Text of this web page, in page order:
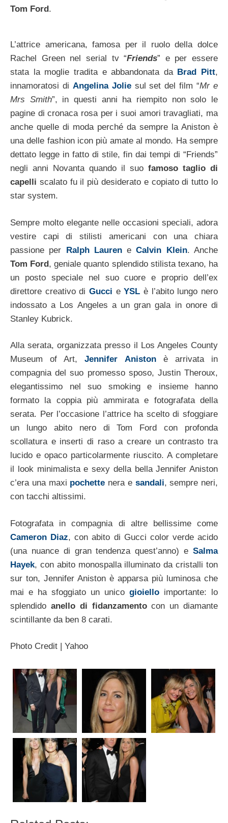
Tom Ford .
L’attrice americana, famosa per il ruolo della dolce
Rachel Green nel serial tv “Friends” e per essere
stata la moglie tradita e abbandonata da Brad Pitt,
innamoratosi di Angelina Joliesul set del film “Mr e
Mrs Smith”, in questi anni ha riempito non solo le
pagine di cronaca rosa per i suoi amori travagliati, ma
anche quelle di moda perché da sempre la Aniston è
una delle fashion icon più amate al mondo. Ha sempre
dettato legge in fatto di stile, fin dai tempi di “Friends”
negli anni Novanta quando il suo famoso taglio di
capelli scalato fu il più desiderato e copiato di tutto lo
star system.
Sempre molto elegante nelle occasioni speciali, adora
vestire capi di stilisti americani con una chiara
passione per Ralph LaureneCalvin Klein. Anche
Tom Ford, geniale quanto splendido stilista texano, ha
un posto speciale nel suo cuore e proprio dell’ex
direttore creativo di Gucci eYSL è l’abito lungo nero
indossato a Los Angeles a un gran gala in onore di
Stanley Kubrick.
Alla serata, organizzata presso il Los Angeles County
Museum of Art,Jennifer Anistonè arrivata in
compagnia del suo promesso sposo, Justin Theroux,
elegantissimo nel suo smoking e insieme hanno
formato la coppia più ammirata e fotografata della
serata. Per l’occasione l’attrice ha scelto di sfoggiare
un lungo abito nero di Tom Ford con profonda
scollatura e inserti di raso a creare un contrasto tra
lucido e opaco particolarmente riuscito. A completare
il look minimalista e sexy della bella Jennifer Aniston
c’era una maxi pochette nera e sandali, sempre neri,
con tacchi altissimi.
Fotografata in compagnia di altre bellissime come
Cameron Diaz, con abito di Gucci color verde acido
(una nuance di gran tendenza quest’anno) e Salma
Hayek, con abito monospalla illuminato da cristalli ton
sur ton, Jennifer Aniston è apparsa più luminosa che
mai e ha sfoggiato un unico gioiello importante: lo
splendido anello di fidanzamentocon un diamante
scintillante da ben 8 carati.
Photo Credit | Yahoo